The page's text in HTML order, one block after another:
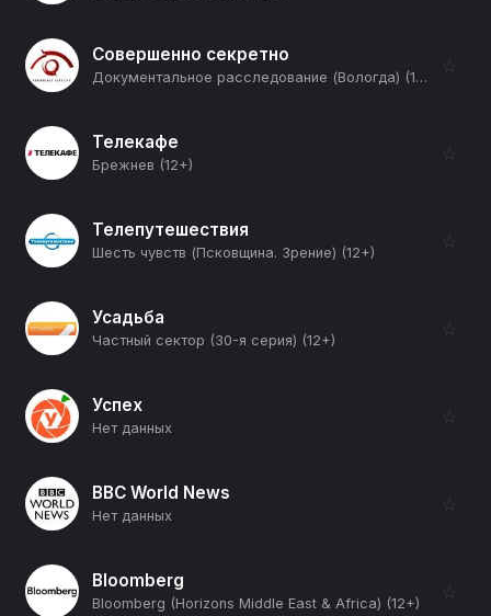
Совершенно секретно
Документальное расследование (Вологда) (12+)
☆
Телекафе
Брежнев (12+)
☆
Телепутешествия
Шесть чувств (Псковщина. Зрение) (12+)
☆
Усадьба
Частный сектор (30-я серия) (12+)
☆
Успех
Нет данных
☆
BBC World News
Нет данных
☆
Bloomberg
Bloomberg (Horizons Middle East & Africa) (12+)
☆